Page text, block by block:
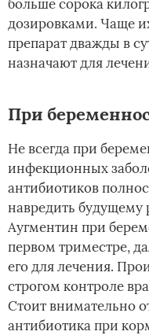
больше сорока
дозировками. Чаще
препарат дважды в
назначают для
При
Не всегда при
инфекционных
антибиотиков
навредить будущему
Аугментин при
первом триместре,
его для лечения.
строгом контроле
Стоит внимательно
антибиотика при